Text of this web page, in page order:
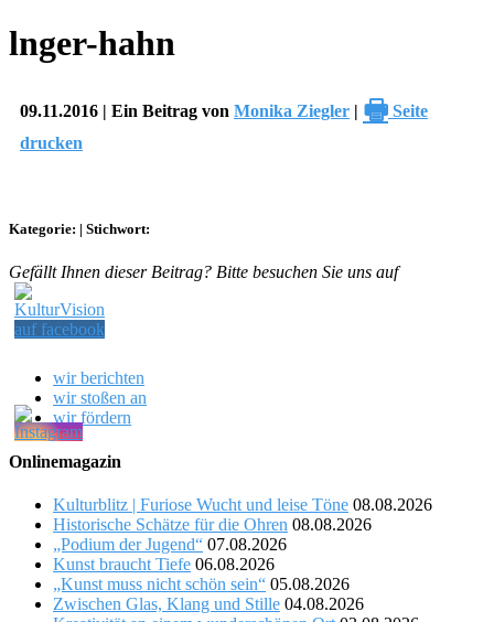
lnger-hahn
09.11.2016 | Ein Beitrag von Monika Ziegler | 🖶 Seite
drucken
Kategorie: | Stichwort:
Gefällt Ihnen dieser Beitrag? Bitte besuchen Sie uns auf
wir berichten
wir stoßen an
wir fördern
Onlinemagazin
Kulturblitz | Furiose Wucht und leise Töne 08.08.2026
Historische Schätze für die Ohren 08.08.2026
„Podium der Jugend“ 07.08.2026
Kunst braucht Tiefe 06.08.2026
„Kunst muss nicht schön sein“ 05.08.2026
Zwischen Glas, Klang und Stille 04.08.2026